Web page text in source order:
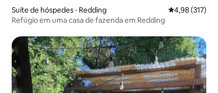
Suíte de hóspedes ⋅ Redding 4,98 de uma
4,98 (317)
Refúgio em uma casa de fazenda em Redding